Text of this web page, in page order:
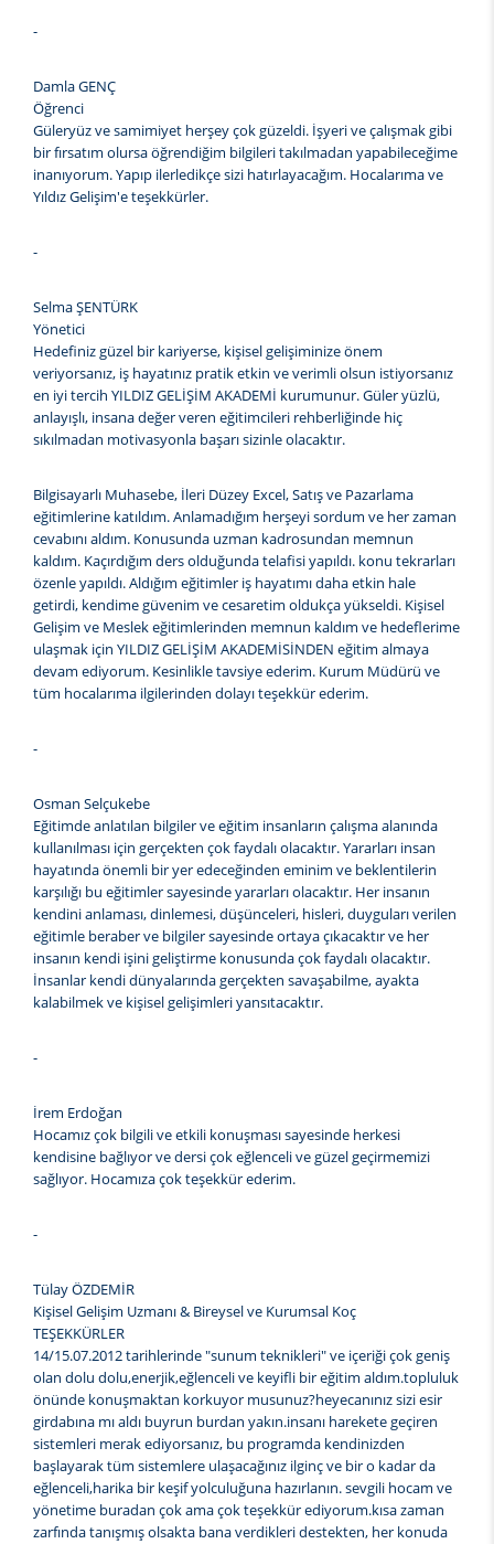
-
Damla GENÇ
Öğrenci
Güleryüz ve samimiyet herşey çok güzeldi. İşyeri ve çalışmak gibi
bir fırsatım olursa öğrendiğim bilgileri takılmadan yapabileceğime
inanıyorum. Yapıp ilerledikçe sizi hatırlayacağım. Hocalarıma ve
Yıldız Gelişim'e teşekkürler.
-
Selma ŞENTÜRK
Yönetici
Hedefiniz güzel bir kariyerse, kişisel gelişiminize önem
veriyorsanız, iş hayatınız pratik etkin ve verimli olsun istiyorsanız
en iyi tercih YILDIZ GELİŞİM AKADEMİ kurumunur. Güler yüzlü,
anlayışlı, insana değer veren eğitimcileri rehberliğinde hiç
sıkılmadan motivasyonla başarı sizinle olacaktır.
Bilgisayarlı Muhasebe, İleri Düzey Excel, Satış ve Pazarlama
eğitimlerine katıldım. Anlamadığım herşeyi sordum ve her zaman
cevabını aldım. Konusunda uzman kadrosundan memnun
kaldım. Kaçırdığım ders olduğunda telafisi yapıldı. konu tekrarları
özenle yapıldı. Aldığım eğitimler iş hayatımı daha etkin hale
getirdi, kendime güvenim ve cesaretim oldukça yükseldi. Kişisel
Gelişim ve Meslek eğitimlerinden memnun kaldım ve hedeflerime
ulaşmak için YILDIZ GELİŞİM AKADEMİSİNDEN eğitim almaya
devam ediyorum. Kesinlikle tavsiye ederim. Kurum Müdürü ve
tüm hocalarıma ilgilerinden dolayı teşekkür ederim.
-
Osman Selçukebe
Eğitimde anlatılan bilgiler ve eğitim insanların çalışma alanında
kullanılması için gerçekten çok faydalı olacaktır. Yararları insan
hayatında önemli bir yer edeceğinden eminim ve beklentilerin
karşılığı bu eğitimler sayesinde yararları olacaktır. Her insanın
kendini anlaması, dinlemesi, düşünceleri, hisleri, duyguları verilen
eğitimle beraber ve bilgiler sayesinde ortaya çıkacaktır ve her
insanın kendi işini geliştirme konusunda çok faydalı olacaktır.
İnsanlar kendi dünyalarında gerçekten savaşabilme, ayakta
kalabilmek ve kişisel gelişimleri yansıtacaktır.
-
İrem Erdoğan
Hocamız çok bilgili ve etkili konuşması sayesinde herkesi
kendisine bağlıyor ve dersi çok eğlenceli ve güzel geçirmemizi
sağlıyor. Hocamıza çok teşekkür ederim.
-
Tülay ÖZDEMİR
Kişisel Gelişim Uzmanı & Bireysel ve Kurumsal Koç
TEŞEKKÜRLER
14/15.07.2012 tarihlerinde "sunum teknikleri" ve içeriği çok geniş
olan dolu dolu,enerjik,eğlenceli ve keyifli bir eğitim aldım.topluluk
önünde konuşmaktan korkuyor musunuz?heyecanınız sizi esir
girdabına mı aldı buyrun burdan yakın.insanı harekete geçiren
sistemleri merak ediyorsanız, bu programda kendinizden
başlayarak tüm sistemlere ulaşacağınız ilginç ve bir o kadar da
eğlenceli,harika bir keşif yolculuğuna hazırlanın. sevgili hocam ve
yönetime buradan çok ama çok teşekkür ediyorum.kısa zaman
zarfında tanışmış olsakta bana verdikleri destekten, her konuda